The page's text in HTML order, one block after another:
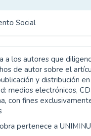
Social
a los autores que
de autor sobre el
y distribución
medios electrónicos,
con fines
pertenece a